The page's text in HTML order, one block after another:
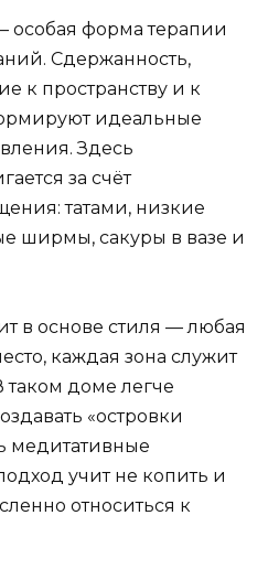
форма терапии
Сдержанность,
к пространству и к
идеальные
Здесь
за счёт
татами, низкие
ширмы, сакуры в вазе и
в основе стиля — любая
каждая зона служит
доме легче
«островки
медитативные
учит не копить и
относиться к